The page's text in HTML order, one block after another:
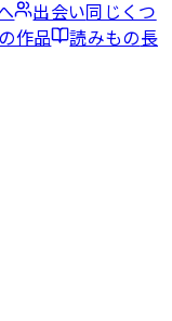
出会い同じくつ
作品 読みもの長